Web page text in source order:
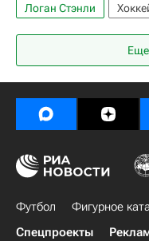
Логан Стэнли
Национальная
Футбол Фигурное
Спецпроекты